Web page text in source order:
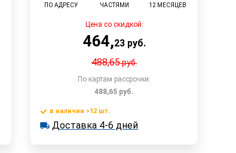
ПО АДРЕСУ
ЧАСТЯМИ
12 МЕСЯЦЕВ
Цена со скидкой:
464,23руб.
488,65руб.
По картам рассрочки:
488,65 руб.
В корзину
в наличии >12 шт.
в наличии >12 шт.
Доставка 4-6 дней